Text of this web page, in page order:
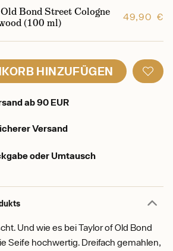
Bond Street Cologne
(100 ml)
49,90 €
HINZUFÜGEN
ab 90 EUR
Versand
oder Umtausch
Und wie es bei Taylor of Old Bond
Seife hochwertig. Dreifach gemahlen,